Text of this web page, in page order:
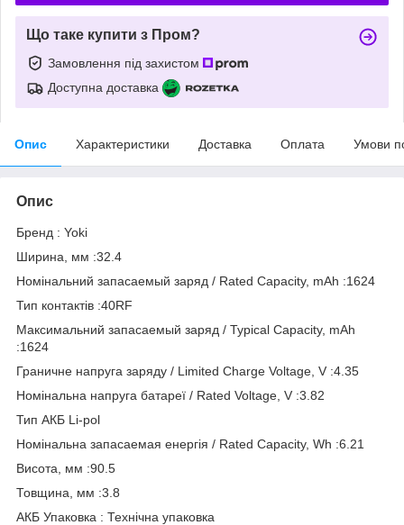
Що таке купити з Пром?
Замовлення під захистом
Доступна доставка
Опис Характеристики Доставка Оплата Умови
Опис
Бренд : Yoki
Ширина, мм :32.4
Номінальний запасаемый заряд / Rated Capacity, mAh :1624
Тип контактів :40RF
Максимальний запасаемый заряд / Typical Capacity, mAh
:1624
Граничне напруга заряду / Limited Charge Voltage, V :4.35
Номінальна напруга батареї / Rated Voltage, V :3.82
Тип АКБ Li-pol
Номінальна запасаемая енергія / Rated Capacity, Wh :6.21
Висота, мм :90.5
Товщина, мм :3.8
АКБ Упаковка : Технічна упаковка